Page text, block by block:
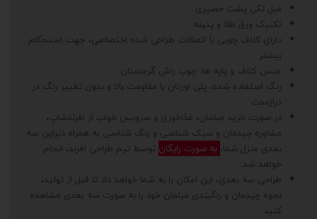
مبل تکی پشت حصیری
تکنیک ورق طلا و پتینه
دارای کلاف چوبی با اتصالات طراحی شده اختصاصی، جهت استحکام
بیشتر
جنس کلاف و پایه ها: چوب راش گرجستان
رنگ استفاده شده، پلی اورتان با مقاومت بالا و بدون تغییر رنگ در
درازمدت
در صورت خرید مبلمان، غذاخوری و سرویس خواب از افرندشاپ،
مشاوره چیدمان و سبک شناسی و رنگ شناسی به همراه دیزاین سه
بعدی منزل شما، به صورت رایگان توسط تیم طراحی افرند، انجام
خواهد شد.
طراحی سه بعدی، این امکان را به شما خواهد داد تا قبل از تولید،
نحوه چیدمان و رنگبندی مبلمان خود را به صورت سه بعدی مشاهده
کنید.